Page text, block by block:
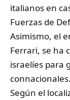
italianos en
Fuerzas de
Asimismo, el
Ferrari, se ha
israelíes para
connacionales.
Según el